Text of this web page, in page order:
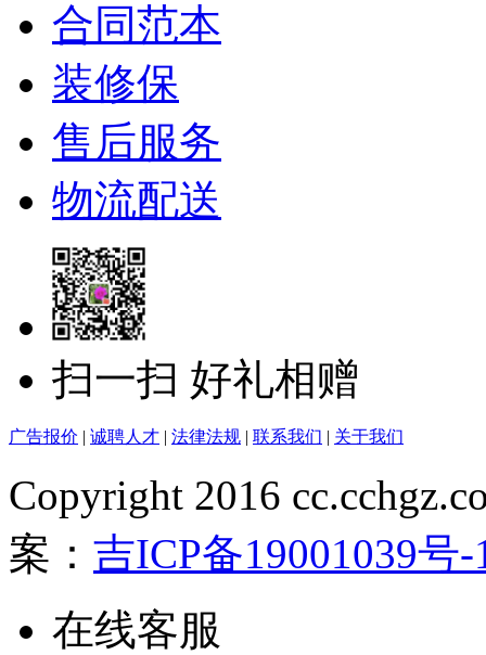
合同范本
装修保
售后服务
物流配送
扫一扫 好礼相赠
广告报价 | 诚聘人才 | 法律法规 | 联系我们 | 关于我们
Copyright 2016
案： 吉ICP备19001039号-
在线客服